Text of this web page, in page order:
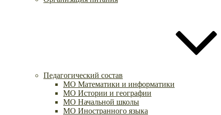
Педагогический состав
МО Математики и информатики
МО Истории и географии
МО Начальной школы
МО Иностранного языка